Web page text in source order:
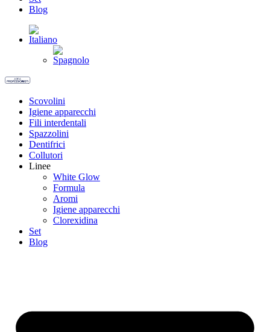
Blog
Scovolini
Igiene apparecchi
Fili interdentali
Spazzolini
Dentifrici
Collutori
Linee
White Glow
Formula
Aromi
Igiene apparecchi
Clorexidina
Set
Blog